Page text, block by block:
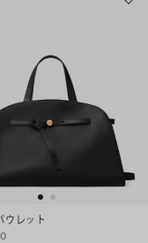
ウレット